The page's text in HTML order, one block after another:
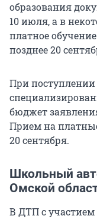
образования
10 июля, а в
платное
позднее 20
При поступлении
бюджет
Прием на
20 сентября.
Школьный
Омской
В ДТП с участием